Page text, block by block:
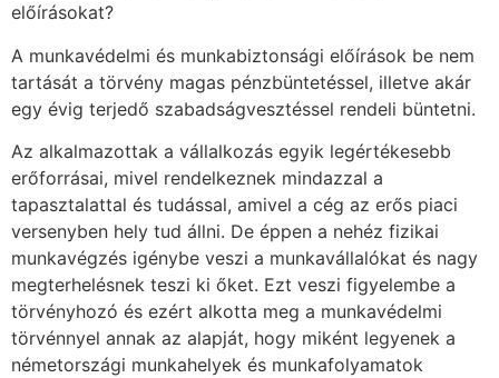
előírásokat?
A munkavédelmi és munkabiztonsági előírások be nem
tartását a törvény magas pénzbüntetéssel, illetve akár
egy évig terjedő szabadságvesztéssel rendeli büntetni.
Az alkalmazottak a vállalkozás egyik legértékesebb
erőforrásai, mivel rendelkeznek mindazzal a
tapasztalattal és tudással, amivel a cég az erős piaci
versenyben hely tud állni. De éppen a nehéz fizikai
munkavégzés igénybe veszi a munkavállalókat és nagy
megterhelésnek teszi ki őket. Ezt veszi figyelembe a
törvényhozó és ezért alkotta meg a munkavédelmi
törvénnyel annak az alapját, hogy miként legyenek a
németországi munkahelyek és munkafolyamatok